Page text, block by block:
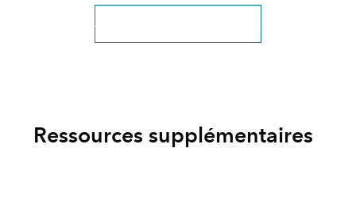
Afficher toute la documentation
Ressources supplémentaires